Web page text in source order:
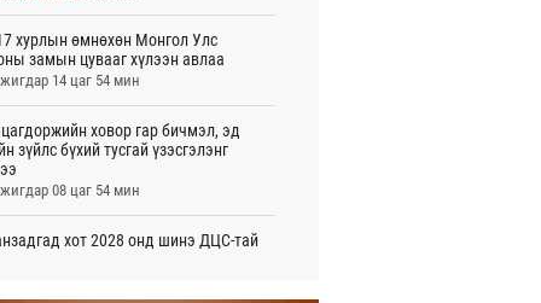
хурлын өмнөхөн Монгол Улс
замын цувааг хүлээн авлаа
14 цаг 54 мин
ховор гар бичмэл, эд
зүйлс бүхий тусгай үзэсгэлэнг
08 цаг 54 мин
хот 2028 онд шинэ ДЦС-тай